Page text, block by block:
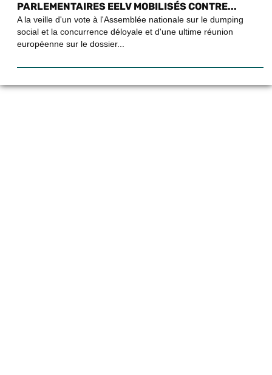
PARLEMENTAIRES EELV MOBILISÉS CONTRE...
A la veille d'un vote à l'Assemblée nationale sur le dumping
social et la concurrence déloyale et d'une ultime réunion
européenne sur le dossier...